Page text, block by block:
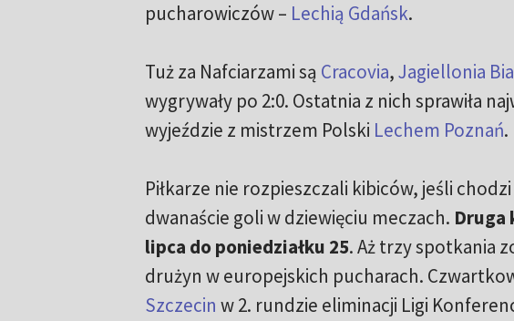
pucharowiczów – Lechią Gdańsk.
Tuż za Nafciarzami są Cracovia,Jagiellonia
wygrywały po 2:0. Ostatnia z nich sprawiła
wyjeździe z mistrzem Polski Lechem Poznań.
Piłkarze nie rozpieszczali kibiców, jeśli
dwanaście goli w dziewięciu meczach. Druga
lipca do poniedziałku 25. Aż trzy spotkania
drużyn w europejskich pucharach.
Szczecin w 2. rundzie eliminacji Ligi